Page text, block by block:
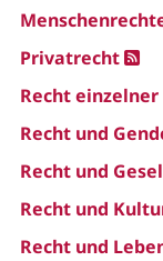
Privatrecht
Recht
Recht und
Recht und
Recht und
Recht und